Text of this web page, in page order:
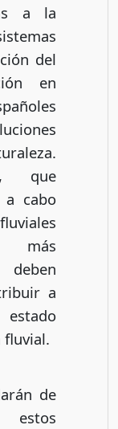
a la
del
en
que
a cabo
más
a
fluvial.
de